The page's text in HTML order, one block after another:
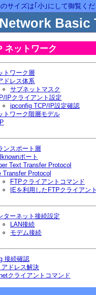
サイズは｢小｣にして御覧く
Basic
ネットワーク
トワーク層
ドレス体系
サブネットマスク
IPクライアント設定
ipconfig TCP/IP設定確認
トワーク階層モデル
ンスポート層
ポート
Text Transfer Protocol
Transfer Protocol
FTPクライアントコマンド
IEを利用したFTPクライアン
ターネット接続設定
LAN接続
モデム接続
接続確認
アドレス解決
クライアントコマンド